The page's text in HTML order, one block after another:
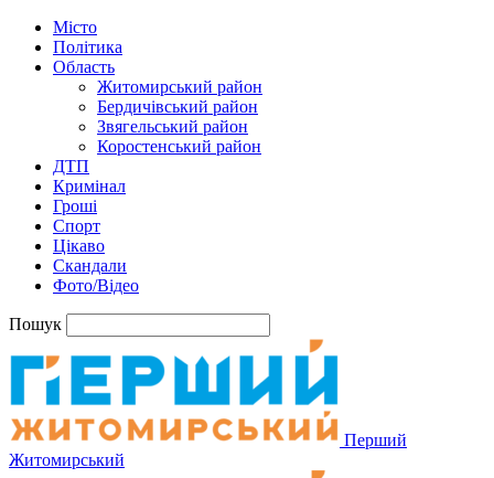
Місто
Політика
Область
Житомирський район
Бердичівський район
Звягельський район
Коростенський район
ДТП
Кримінал
Гроші
Спорт
Цікаво
Скандали
Фото/Відео
Пошук
Перший
Житомирський